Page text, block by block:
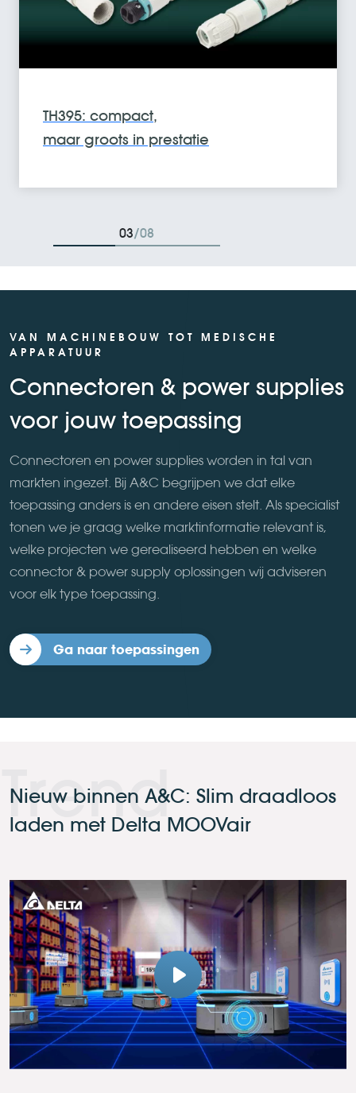
power supply serie
is uitgebreid met 500W
04/08
VAN MACHINEBOUW TOT MEDISCHE
APPARATUUR
Connectoren & power supplies
voor jouw toepassing
Connectoren en power supplies worden in tal van
markten ingezet. Bij A&C begrijpen we dat elke
toepassing anders is en andere eisen stelt. Als specialist
tonen we je graag welke marktinformatie relevant is,
welke projecten we gerealiseerd hebben en welke
connector & power supply oplossingen wij adviseren
voor elk type toepassing.
Ga naar toepassingen
Nieuw binnen A&C: Slim draadloos
laden met Delta MOOVair
Trend